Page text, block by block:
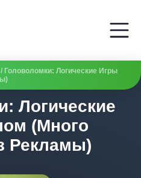
/ Головоломки: Логические Игры
Логические
(Много
Рекламы)